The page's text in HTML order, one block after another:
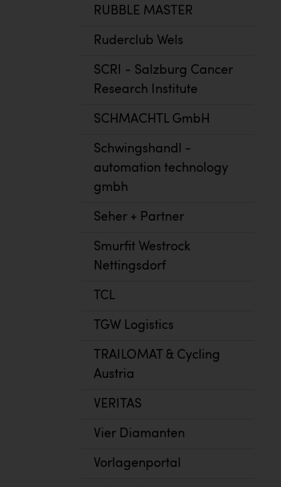
RUBBLE MASTER
Ruderclub Wels
SCRI - Salzburg Cancer
Research Institute
SCHMACHTL GmbH
Schwingshandl -
automation technology
gmbh
Seher + Partner
Smurfit Westrock
Nettingsdorf
TCL
TGW Logistics
TRAILOMAT & Cycling
Austria
VERITAS
Vier Diamanten
Vorlagenportal